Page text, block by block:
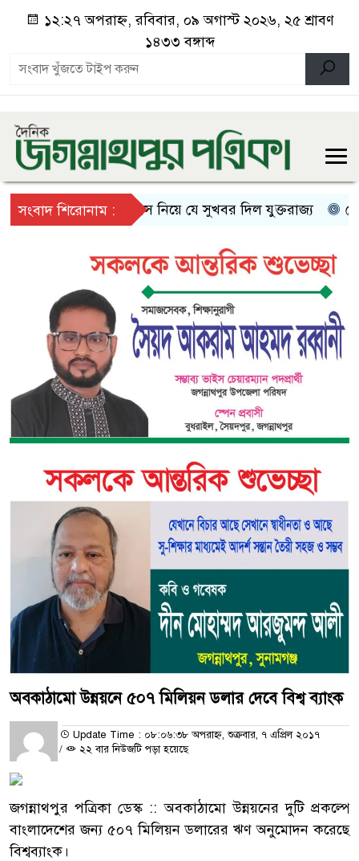
১২:২৭ অপরাহ্ন, রবিবার, ০৯ অগাস্ট ২০২৬, ২৫ শ্রাবণ
১৪৩৩ বঙ্গাব্দ
সংবাদ শিরোনাম :
স্থায়ী বসবাস নিয়ে যে সুখবর দিল যুক্তরাজ্য দেশ ও
অবকাঠামো উন্নয়নে ৫০৭ মিলিয়ন ডলার দেবে বিশ্ব ব্যাংক
Update Time : ০৮:০৬:৩৮ অপরাহ্ন, শুক্রবার, ৭ এপ্রিল ২০১৭
/
২২ বার নিউজটি পড়া হয়েছে
জগন্নাথপুর পত্রিকা ডেস্ক :: অবকাঠামো উন্নয়নের দুটি প্রকল্পে
বাংলাদেশের জন্য ৫০৭ মিলিয়ন ডলারের ঋণ অনুমোদন করেছে
বিশ্বব্যাংক।